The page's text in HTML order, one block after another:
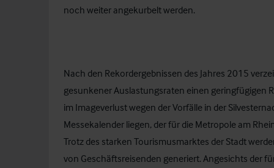
noch weiter angekurbelt werden.
Nach den Rekordergebnissen des Jahres 2015
gesunkener Auslastungsraten einen geringfügigen
im Imageverlust wegen der Vorfälle in der
Messekalender liegen, der für die Metropole am
Trotz des starken Tourismusmarktes der Stadt
von Geschäftsreisenden generiert. Angesichts der